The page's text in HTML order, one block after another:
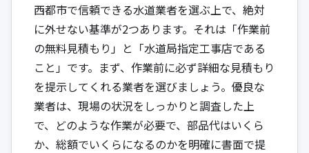
西都市で信頼できる水道業者を選ぶ上で、絶対
に外せない基準が2つあります。それは「作業前
の無料見積もり」と「水道局指定工事店である
こと」です。まず、作業前に必ず詳細な見積もり
を提示してくれる業者を選びましょう。優良な
業者は、現場の状況をしっかりと調査した上
で、どのような作業が必要で、部品代はいくら
か、総額でいくらになるのかを明確に書面で提